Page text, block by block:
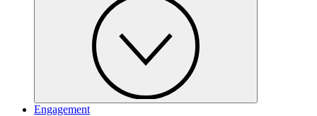
Engagement